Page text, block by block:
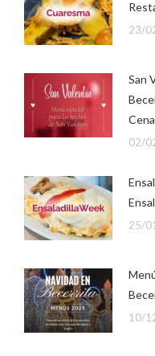
23/
San
02/
25/
10/